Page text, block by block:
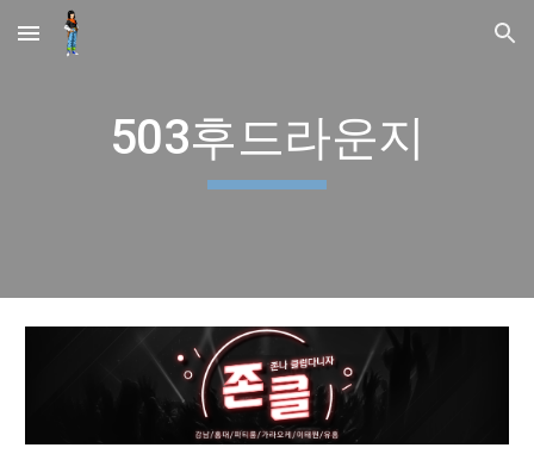
Skip to main content Skip to navigation
503후드라운지